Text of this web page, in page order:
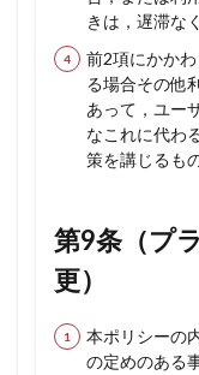
きは，遅滞な
前2項にかか
る場合その他
あって，ユー
なこれに代わ
策を講じるも
第9条（プ
更）
本ポリシーの
の定めのある